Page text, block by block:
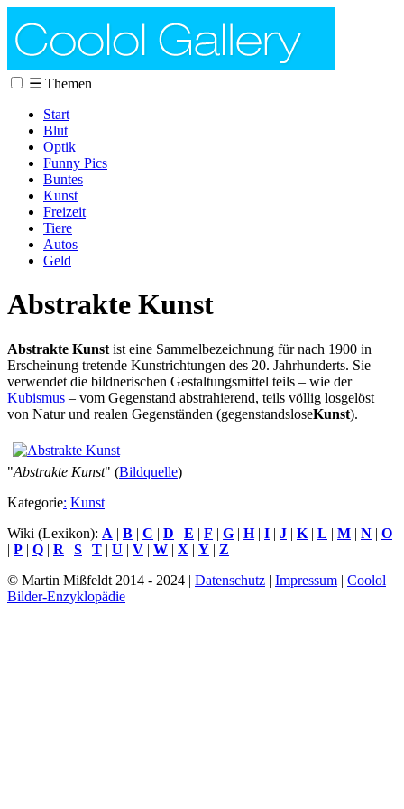
☰ Themen
Start
Blut
Optik
Funny Pics
Buntes
Kunst
Freizeit
Tiere
Autos
Geld
Abstrakte Kunst
Abstrakte Kunst ist eine Sammelbezeichnung für nach 1900 in
Erscheinung tretende Kunstrichtungen des 20. Jahrhunderts. Sie
verwendet die bildnerischen Gestaltungsmittel teils – wie der
Kubismus – vom Gegenstand abstrahierend, teils völlig losgelöst
von Natur und realen Gegenständen (gegenstandsloseKunst).
"Abstrakte Kunst" (Bildquelle)
Kategorie: Kunst
Wiki (Lexikon): A | B | C | D | E | F | G | H| I | J | K | L | M | N | O
| P | Q | R | S | T | U | V | W | X | Y | Z
© Martin Mißfeldt 2014 - 2024 | Datenschutz | Impressum | Coolol
Bilder-Enzyklopädie